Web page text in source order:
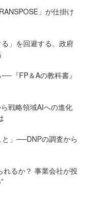
」が仕掛け
」を回避する。政府
『FP＆Aの教科書』
戦略領域AIへの進化
」──DNPの調査から
れるか？ 事業会社が投